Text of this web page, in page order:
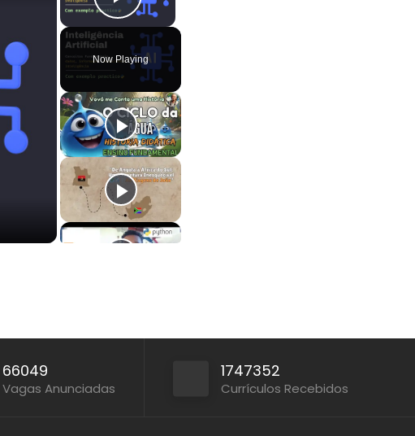
Play Video
Now Playing
66049
Vagas Anunciadas
1747352
Currículos Recebidos